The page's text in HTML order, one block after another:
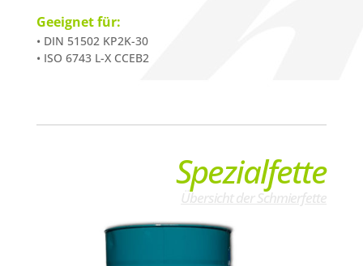
Geeignet für:
• DIN 51502 KP2K-30
• ISO 6743 L-X CCEB2
Spezialfette
Übersicht der Schmierfette